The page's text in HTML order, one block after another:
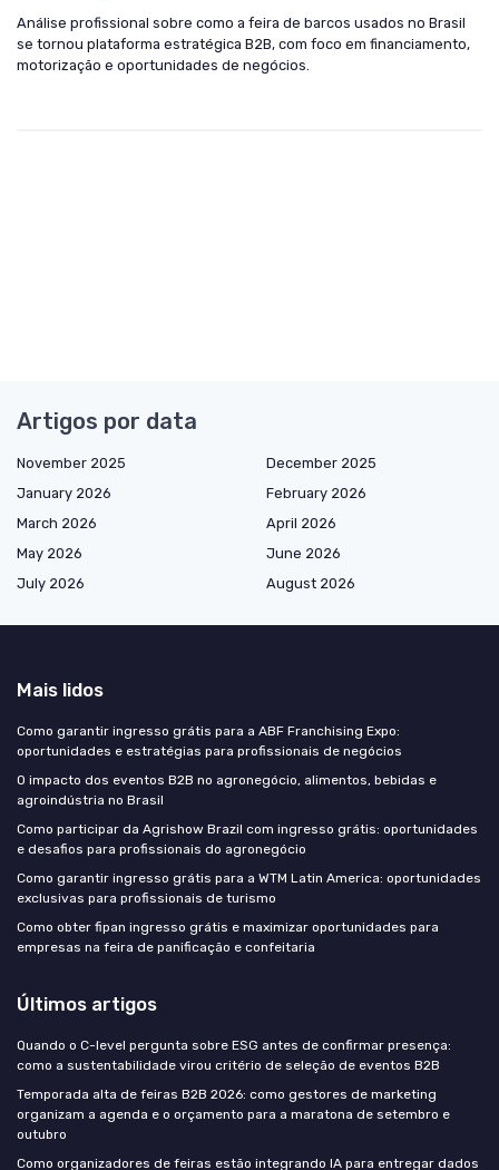
Análise profissional sobre como a feira de barcos usados no Brasil
se tornou plataforma estratégica B2B, com foco em financiamento,
motorização e oportunidades de negócios.
Artigos por data
November 2025
December 2025
January 2026
February 2026
March 2026
April 2026
May 2026
June 2026
July 2026
August 2026
Mais lidos
Como garantir ingresso grátis para a ABF Franchising Expo:
oportunidades e estratégias para profissionais de negócios
O impacto dos eventos B2B no agronegócio, alimentos, bebidas e
agroindústria no Brasil
Como participar da Agrishow Brazil com ingresso grátis: oportunidades
e desafios para profissionais do agronegócio
Como garantir ingresso grátis para a WTM Latin America: oportunidades
exclusivas para profissionais de turismo
Como obter fipan ingresso grátis e maximizar oportunidades para
empresas na feira de panificação e confeitaria
Últimos artigos
Quando o C-level pergunta sobre ESG antes de confirmar presença:
como a sustentabilidade virou critério de seleção de eventos B2B
Temporada alta de feiras B2B 2026: como gestores de marketing
organizam a agenda e o orçamento para a maratona de setembro e
outubro
Como organizadores de feiras estão integrando IA para entregar dados